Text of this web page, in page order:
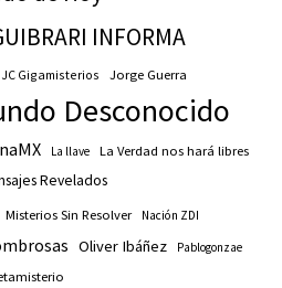
INFORMA
JC Gigamisterios Jorge Guerra
Desconocido
La llave La Verdad nos hará libres
Revelados
Misterios Sin Resolver Nación ZDI
Oliver Ibáñez Pablogonzae